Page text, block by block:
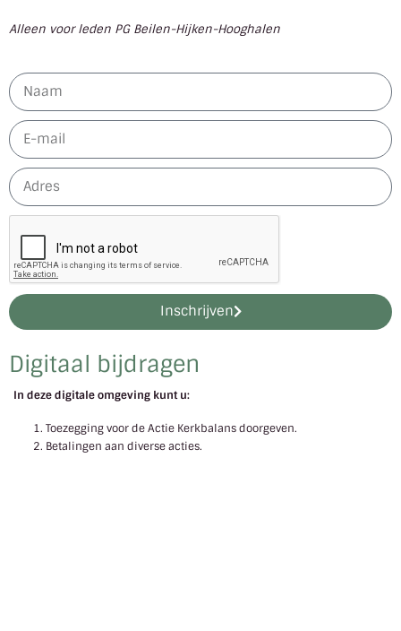
Digitaal bijdragen
In deze digitale omgeving kunt u:
Toezegging voor de Actie Kerkbalans doorgeven.
Betalingen aan diverse acties.
Alleen voor leden PG Beilen-Hijken-Hooghalen
Inschrijven